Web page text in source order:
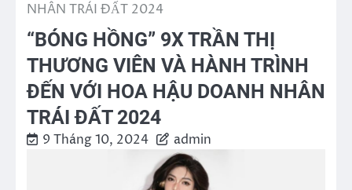
NHÂN TRÁI ĐẤT 2024
“BÓNG HỒNG” 9X TRẦN THỊ
THƯƠNG VIÊN VÀ HÀNH TRÌNH
ĐẾN VỚI HOA HẬU DOANH NHÂN
TRÁI ĐẤT 2024
9 Tháng 10, 2024 admin